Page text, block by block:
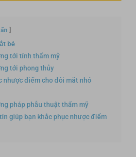
ẩn
bé
tới tính thẩm mỹ
tới phong thủy
nhược điểm cho đôi mắt nhỏ
pháp phẫu thuật thẩm mỹ
giúp bạn khắc phục nhược điểm